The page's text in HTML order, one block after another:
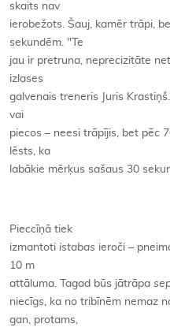
skaits nav
ierobežots. Šauj, kamēr trāpi,
sekundēm. "Te
jau ir pretruna, neprecizitāte
izlases
galvenais treneris Juris
vai
piecos – neesi trāpījis, bet pēc
lēsts, ka
labākie mērķus sašaus 30
Pieccīņā tiek
izmantoti istabas ieroči –
10 m
attāluma. Tagad būs jātrāpa
niecīgs, ka no tribīnēm nemaz
gan, protams,